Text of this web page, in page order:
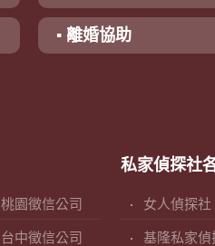
▪ 離婚協助
桃園徵信公司
台中徵信公司
私家偵探社
女人偵探社
基隆私家偵